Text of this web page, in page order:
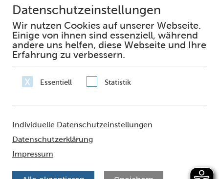
Tel.: 0176 223 490 87
E-Mail.:info@grow-together.community
Facebook
Instagram
Impressum
Datenschutz
© 2021 - FRANKFURT AM MAIN
Amt für multikulturelle Angelegenheiten